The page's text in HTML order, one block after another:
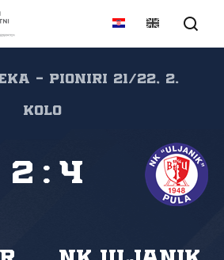
- pioniri 21/22, 2.
kolo
2 : 4